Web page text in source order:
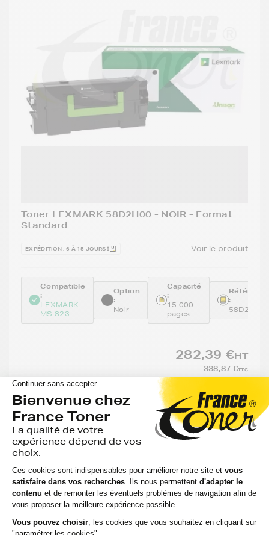
Toner LEXMARK 58D2H00 - NOIR - Format
Standard
EXPÉDITION : 6 À 15 JOURS Voir le produit
Compatible
:
LEXMARK
MS 823
Option
:
Noir
Capacité
:
15 000
pages
:
58D2H00
282,39 €HT
338,87 €TTC
- +
Ajouter au panier